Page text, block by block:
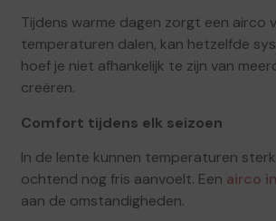
Tijdens warme dagen zorgt een airco
temperaturen dalen, kan hetzelfde
hoef je niet afhankelijk te zijn van
creëren.
Comfort tijdens elk seizoen
In de lente kunnen temperaturen
ochtend nog fris aanvoelt. Een airco
aan de omstandigheden.